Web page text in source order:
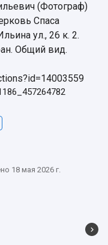
(Фотограф)
Спаса
ул., 26 к. 2.
Общий вид.
18 мая 2026 г.